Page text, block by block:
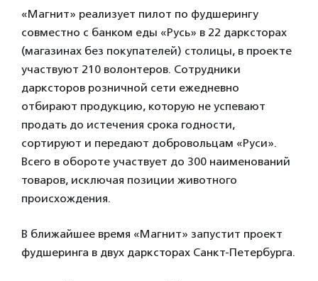
«Магнит» реализует пилот по фудшерингу
совместно с банком еды «Русь» в 22 дарксторах
(магазинах без покупателей) столицы, в проекте
участвуют 210 волонтеров. Сотрудники
дарксторов розничной сети ежедневно
отбирают продукцию, которую не успевают
продать до истечения срока годности,
сортируют и передают добровольцам «Руси».
Всего в обороте участвует до 300 наименований
товаров, исключая позиции животного
происхождения.
В ближайшее время «Магнит» запустит проект
фудшеринга в двух дарксторах Санкт-Петербурга.